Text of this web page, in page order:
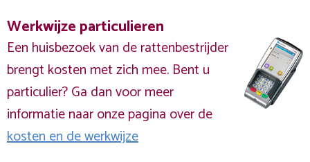
Werkwijze particulieren
Een huisbezoek van de rattenbestrijder
brengt kosten met zich mee. Bent u
particulier? Ga dan voor meer
informatie naar onze pagina over de
kosten en de werkwijze